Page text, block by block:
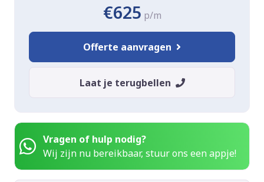
€625 p/m
Offerte aanvragen
Laat je terugbellen
Vragen of hulp nodig?
Wij zijn nu bereikbaar, stuur ons een appje!